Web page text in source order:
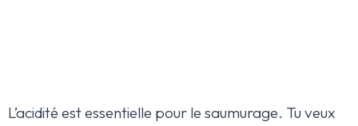
L’acidité est essentielle pour le saumurage. Tu veux